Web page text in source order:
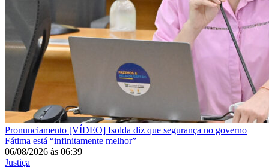
Pronunciamento [VÍDEO] Isolda diz que segurança no governo
Fátima está “infinitamente melhor”
06/08/2026 às 06:39
Justiça